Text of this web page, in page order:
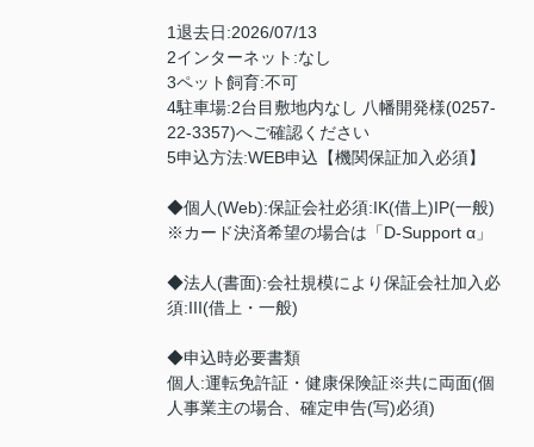
1退去日:2026/07/13
2インターネット:なし
3ペット飼育:不可
4駐車場:2台目敷地内なし 八幡開発様(0257-
22-3357)へご確認ください
5申込方法:WEB申込【機関保証加入必須】
◆個人(Web):保証会社必須:IK(借上)IP(一般)
※カード決済希望の場合は「D-Support α」
◆法人(書面):会社規模により保証会社加入必
須:III(借上・一般)
◆申込時必要書類
個人:運転免許証・健康保険証※共に両面(個
人事業主の場合、確定申告(写)必須)